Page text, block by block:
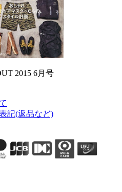
2015 6月号
記(返品など)